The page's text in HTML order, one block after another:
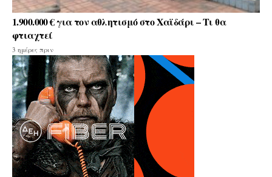
1.900.000 € για τον αθλητισμό στο Χαϊδάρι – Τι θα
φτιαχτεί
3 ημέρες πριν